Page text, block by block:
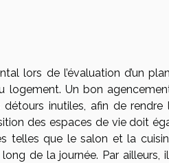
lors de l’évaluation d’un
logement. Un bon
inutiles, afin de rendre
des espaces de vie doit
telles que le salon et la
de la journée. Par ailleurs,